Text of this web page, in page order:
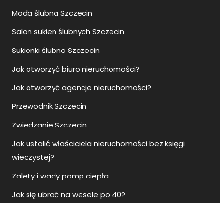
Moda ślubna Szczecin
Salon sukien ślubnych Szczecin
Sukienki ślubne Szczecin
Jak otworzyć biuro nieruchomości?
Jak otworzyć agencje nieruchomości?
Przewodnik Szczecin
Zwiedzanie Szczecin
Jak ustalić właściciela nieruchomości bez księgi
wieczystej?
Zalety i wady pomp ciepła
Jak się ubrać na wesele po 40?